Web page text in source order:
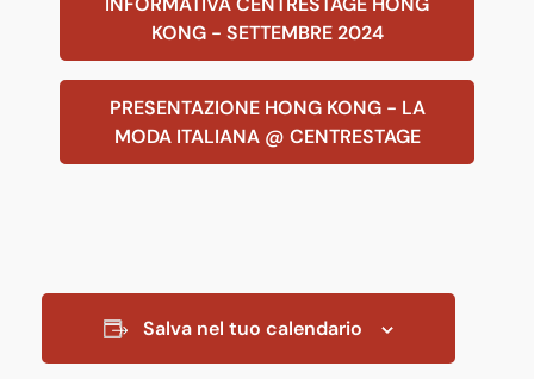
KONG - SETTEMBRE 2024
PRESENTAZIONE HONG KONG - LA
MODA ITALIANA @ CENTRESTAGE
Salva nel tuo calendario